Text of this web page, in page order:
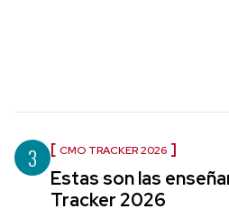
3 CMO TRACKER 2026
Estas son las
Tracker 2026